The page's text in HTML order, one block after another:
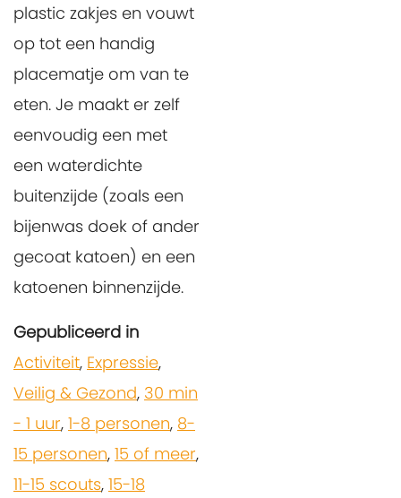
plastic zakjes en vouwt
op tot een handig
placematje om van te
eten. Je maakt er zelf
eenvoudig een met
een waterdichte
buitenzijde (zoals een
bijenwas doek of ander
gecoat katoen) en een
katoenen binnenzijde.
Gepubliceerd in
Activiteit, Expressie,
Veilig & Gezond, 30 min
- 1 uur, 1-8 personen, 8-
15 personen, 15 of meer,
11-15 scouts, 15-18